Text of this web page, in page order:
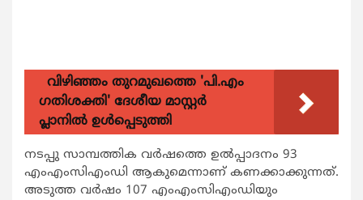
വിഴിഞ്ഞം തുറമുഖത്തെ 'പി.എം
ഗതിശക്തി' ദേശീയ മാസ്റ്റർ
പ്ലാനിൽ ഉൾപ്പെടുത്തി
നടപ്പു സാമ്പത്തിക വര്‍ഷത്തെ ഉല്‍പ്പാദനം 93
എംഎംസിഎംഡി ആകുമെന്നാണ് കണക്കാക്കുന്നത്.
അടുത്ത വര്‍ഷം 107 എംഎംസിഎംഡിയും